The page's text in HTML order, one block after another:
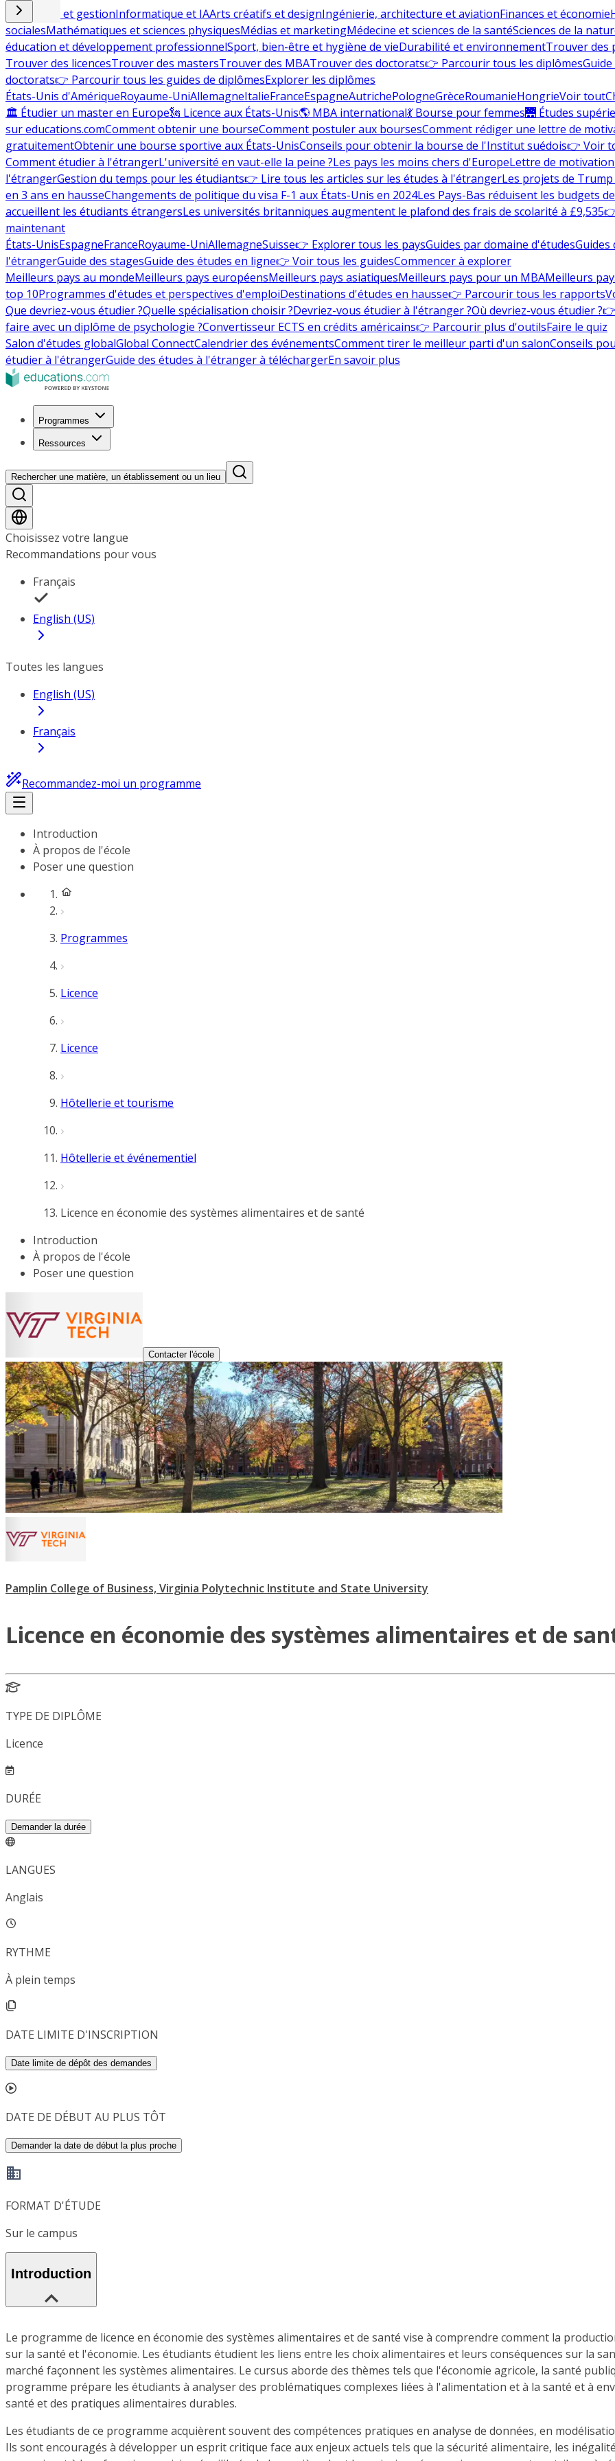
Commerce et gestionInformatique et IAArts créatifs et designIngénierie, architecture et aviationFinances et économie
socialesMathématiques et sciences physiquesMédias et marketingMédecine et sciences de la santéSciences de la
éducation et développement professionnelSport, bien-être et hygiène de vieDurabilité et environnementTrouver des
Trouver des licencesTrouver des mastersTrouver des MBATrouver des doctorats👉 Parcourir tous les diplômes
doctorats👉 Parcourir tous les guides de diplômesExplorer les diplômes
États-Unis d'AmériqueRoyaume-UniAllemagneItalieFranceEspagneAutrichePologneGrèceRoumanieHongrieVoir tout
🏛 Étudier un master en Europe🗽 Licence aux États-Unis🌎 MBA international💃 Bourse pour femmes🌉 Études
sur educations.comComment obtenir une bourseComment postuler aux boursesComment rédiger une lettre de
gratuitementObtenir une bourse sportive aux États-UnisConseils pour obtenir la bourse de l'Institut suédois👉 Voir
Comment étudier à l'étrangerL'université en vaut-elle la peine ?Les pays les moins chers d'EuropeLettre de
l'étrangerGestion du temps pour les étudiants👉 Lire tous les articles sur les études à l'étrangerLes projets de
en 3 ans en hausseChangements de politique du visa F-1 aux États-Unis en 2024Les Pays-Bas réduisent les budgets
accueillent les étudiants étrangersLes universités britanniques augmentent le plafond des frais de scolarité à £9,535
maintenant
États-UnisEspagneFranceRoyaume-UniAllemagneSuisse👉 Explorer tous les paysGuides par domaine d'étudesGuides
l'étrangerGuide des stagesGuide des études en ligne👉 Voir tous les guidesCommencer à explorer
Meilleurs pays au mondeMeilleurs pays européensMeilleurs pays asiatiquesMeilleurs pays pour un MBAMeilleurs
top 10Programmes d'études et perspectives d'emploiDestinations d'études en hausse👉 Parcourir tous les rapports
Que devriez-vous étudier ?Quelle spécialisation choisir ?Devriez-vous étudier à l'étranger ?Où devriez-vous étudier ?
faire avec un diplôme de psychologie ?Convertisseur ECTS en crédits américains👉 Parcourir plus d'outilsFaire le quiz
Salon d'études globalGlobal ConnectCalendrier des événementsComment tirer le meilleur parti d'un salonConseils
étudier à l'étrangerGuide des études à l'étranger à téléchargerEn savoir plus
Programmes
Ressources
Rechercher une matière, un établissement ou un lieu
Choisissez votre langue
Recommandations pour vous
Français
English (US)
Toutes les langues
English (US)
Français
Recommandez-moi un programme
Introduction
À propos de l'école
Poser une question
Programmes
Licence
Licence
Hôtellerie et tourisme
Hôtellerie et événementiel
Licence en économie des systèmes alimentaires et de santé
Introduction
À propos de l'école
Poser une question
Contacter l'école
Pamplin College of Business, Virginia Polytechnic Institute and State University
Licence en économie des systèmes alimentaires et de
TYPE DE DIPLÔME
Licence
DURÉE
Demander la durée
LANGUES
Anglais
RYTHME
À plein temps
DATE LIMITE D'INSCRIPTION
Date limite de dépôt des demandes
DATE DE DÉBUT AU PLUS TÔT
Demander la date de début la plus proche
FORMAT D'ÉTUDE
Sur le campus
Introduction
Le programme de licence en économie des systèmes alimentaires et de santé vise à comprendre comment la
sur la santé et l'économie. Les étudiants étudient les liens entre les choix alimentaires et leurs conséquences sur la
marché façonnent les systèmes alimentaires. Le cursus aborde des thèmes tels que l'économie agricole, la santé
programme prépare les étudiants à analyser des problématiques complexes liées à l'alimentation et à la santé et à
santé et des pratiques alimentaires durables.
Les étudiants de ce programme acquièrent souvent des compétences pratiques en analyse de données, en
Ils sont encouragés à développer un esprit critique face aux enjeux actuels tels que la sécurité alimentaire, les